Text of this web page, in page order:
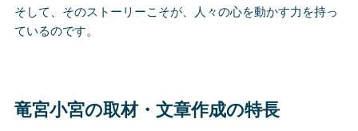
そして、そのストーリーこそが、人々の心を動かす力を持っ
ているのです。
竜宮小宮の取材・文章作成の特長